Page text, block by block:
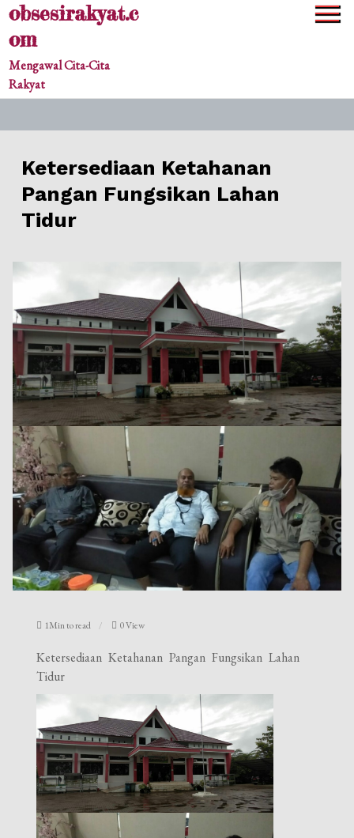
Skipobsesirakyat.c
om
Mengawal Cita-Cita
Rakyat
Ketersediaan Ketahanan
Pangan Fungsikan Lahan
Tidur
1Min to read 0 View
Ketersediaan Ketahanan Pangan Fungsikan Lahan
Tidur